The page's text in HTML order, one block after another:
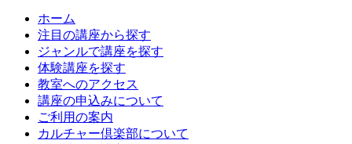
ホーム
注目の講座から探す
ジャンルで講座を探す
体験講座を探す
教室へのアクセス
講座の申込みについて
ご利用の案内
カルチャー倶楽部について